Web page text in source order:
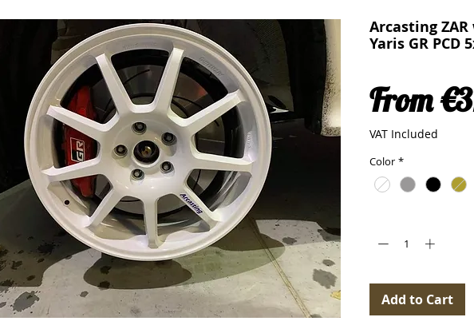
Arcasting
Yaris GR PCD
From
VAT Included
Color *
Add to Cart